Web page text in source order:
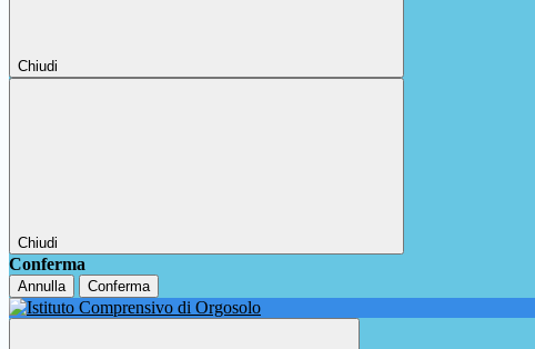
Chiudi
Chiudi
Conferma
Annulla Conferma